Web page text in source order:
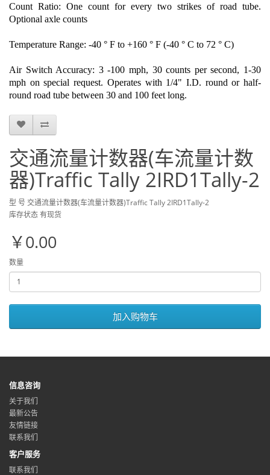
Count Ratio: One count for every two strikes of road tube.
Optional axle counts
Temperature Range: -40 ° F to +160 ° F (-40 ° C to 72 ° C)
Air Switch Accuracy: 3 -100 mph, 30 counts per second, 1-30
mph on special request. Operates with 1/4" I.D. round or half-
round road tube between 30 and 100 feet long.
交通流量计数器(车流量计数
器)Traffic Tally 2IRD1Tally-2
型 号 交通流量计数器(车流量计数器)Traffic Tally 2IRD1Tally-2
库存状态 有现货
￥0.00
数量
加入购物车
信息咨询
关于我们
最新公告
友情链接
联系我们
客户服务
联系我们